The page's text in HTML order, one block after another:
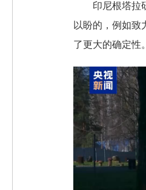
印尼根塔拉
以盼的，例如致
了更大的确定性。